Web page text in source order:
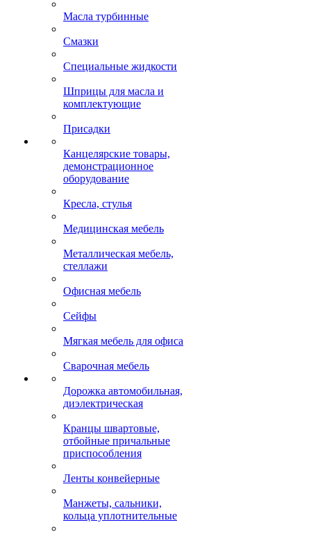
Масла турбинные
Смазки
Специальные жидкости
Шприцы для масла и
комплектующие
Присадки
Канцелярские товары,
демонстрационное
оборудование
Кресла, стулья
Медицинская мебель
Металлическая мебель,
стеллажи
Офисная мебель
Сейфы
Мягкая мебель для офиса
Сварочная мебель
Дорожка автомобильная,
диэлектрическая
Кранцы швартовые,
отбойные причальные
приспособления
Ленты конвейерные
Манжеты, сальники,
кольца уплотнительные